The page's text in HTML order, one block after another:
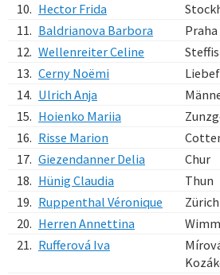
10. Hector Frida
11. Baldrianova Barbora Praha
12. Wellenreiter Celine
13. Cerny Noëmi
14. Ulrich Anja
15. Hoienko Mariia
16. Risse Marion
17. Giezendanner Delia Chur
18. Hünig Claudia Thun
19. Ruppenthal Véronique Zürich
20. Herren Annettina
21. Rufferová Iva